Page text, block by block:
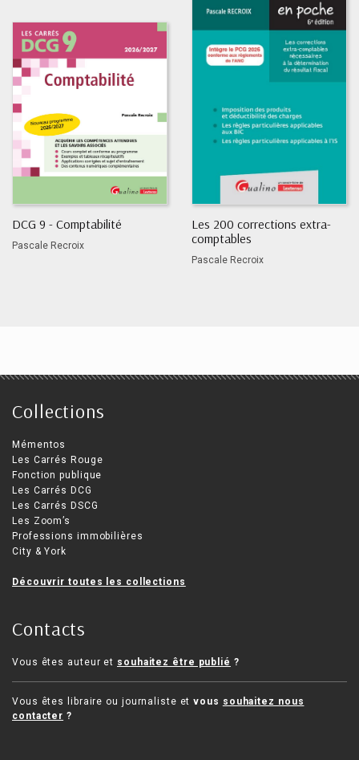
DCG 9 - Comptabilité
Pascale Recroix
Les 200 corrections extra-
comptables
Pascale Recroix
Collections
Mémentos
Les Carrés Rouge
Fonction publique
Les Carrés DCG
Les Carrés DSCG
Les Zoom’s
Professions immobilières
City & York
Découvrir toutes les collections
Contacts
Vous êtes auteur et souhaitez être publié ?
Vous êtes libraire ou journaliste etvous souhaitez nous
contacter ?